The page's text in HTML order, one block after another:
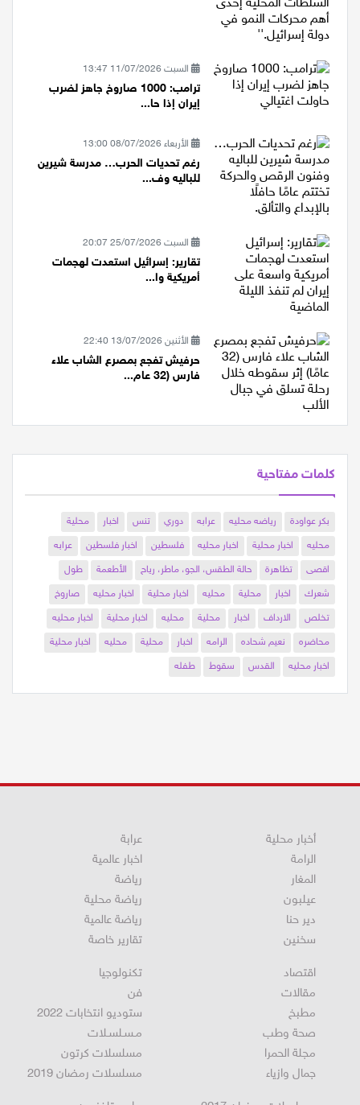
السبت 11/07/2026 13:47
ترامب: 1000 صاروخ جاهز لضرب
إيران إذا حا...
الأربعاء 08/07/2026 13:00
رغم تحديات الحرب… مدرسة شيرين
للباليه وف...
السبت 25/07/2026 20:07
تقارير: إسرائيل استعدت لهجمات
أمريكية وا...
الأثنين 13/07/2026 22:40
حرفيش تفجع بمصرع الشاب علاء
فارس (32 عام...
كلمات مفتاحية
بكر عواودة رياضه محليه عرابه دوري تنس اخبار
محلية
محليه
اخبار محلية اخبار محليه فلسطين اخبار فلسطين
عرابه
اقصى
تظاهرة حالة الطقس، الجو، ماطر، رياح الأطعمة
طول
شعرك
اخبار محلية محليه اخبار محلية اخبار محليه
صاروخ
تخلص
الارداف اخبار محلية محليه اخبار محلية
اخبار محليه
محاضره
نعيم شحاده الرامه اخبار محلية محليه
اخبار محلية
اخبار محليه
القدس سقوط طفله
أخبار محلية
الرامة
المغار
عيلبون
دير حنا
سخنين
عرابة
اخبار عالمية
رياضة
رياضة محلية
رياضة عالمية
تقارير خاصة
اقتصاد
مقالات
مطبخ
صحة وطب
مجلة الحمرا
جمال وازياء
تكنولوجيا
فن
ستوديو انتخابات 2022
مـسـلسـلات
مسلسلات كرتون
مسلسلات رمضان 2019